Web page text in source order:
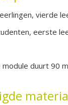
vierde
eerste
module duurt 90